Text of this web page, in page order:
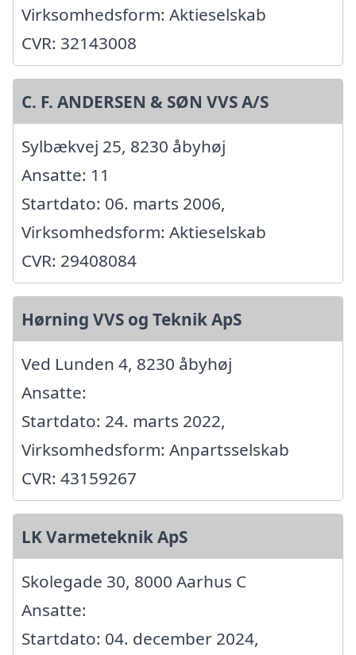
Virksomhedsform: Aktieselskab
CVR: 32143008
C. F. ANDERSEN & SØN VVS A/S
Sylbækvej 25, 8230 åbyhøj
Ansatte: 11
Startdato: 06. marts 2006,
Virksomhedsform: Aktieselskab
CVR: 29408084
Hørning VVS og Teknik ApS
Ved Lunden 4, 8230 åbyhøj
Ansatte:
Startdato: 24. marts 2022,
Virksomhedsform: Anpartsselskab
CVR: 43159267
LK Varmeteknik ApS
Skolegade 30, 8000 Aarhus C
Ansatte:
Startdato: 04. december 2024,